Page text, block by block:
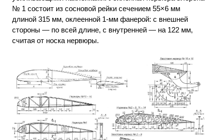
№ 1 состоит из сосновой рейки сечением 55×6 мм
длиной 315 мм, оклеенной 1-мм фанерой: с внешней
стороны — по всей длине, с внутренней — на 122 мм,
считая от носка нервюры.